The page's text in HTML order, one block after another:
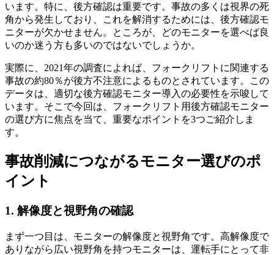
います。特に、後方確認は重要です。事故の多くは視界の死
角から発生しており、これを解消するためには、後方確認モ
ニターが欠かせません。ところが、どのモニターを選べば良
いのか迷う方も多いのではないでしょうか。
実際に、2021年の調査によれば、フォークリフトに関連する
事故の約80％が後方不注意によるものとされています。この
データは、適切な後方確認モニター導入の必要性を示唆して
います。そこで今回は、フォークリフト用後方確認モニター
の選び方に焦点を当て、重要なポイントを3つご紹介しま
す。
事故削減につながるモニター選びのポ
イント
1. 解像度と視野角の確認
まず一つ目は、モニターの解像度と視野角です。高解像度で
ありながら広い視野角を持つモニターは、運転手にとって非